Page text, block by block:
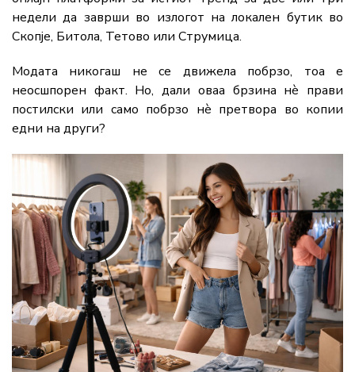
недели да заврши во излогот на локален бутик во
Скопје, Битола, Тетово или Струмица.
Модата никогаш не се движела побрзо, тоа е
неосшпорен факт. Но, дали оваа брзина нè прави
постилски или само побрзо нè претвора во копии
едни на други?